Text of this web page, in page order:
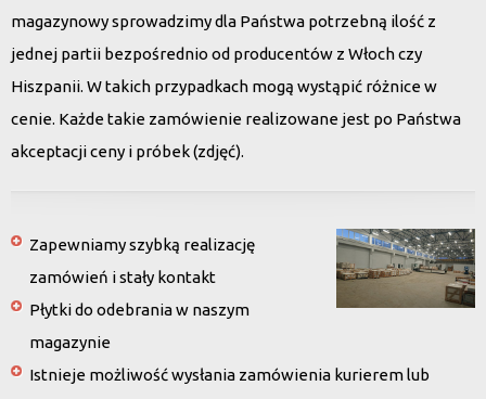
magazynowy sprowadzimy dla Państwa potrzebną ilość z
jednej partii bezpośrednio od producentów z Włoch czy
Hiszpanii. W takich przypadkach mogą wystąpić różnice w
cenie. Każde takie zamówienie realizowane jest po Państwa
akceptacji ceny i próbek (zdjęć).
Zapewniamy szybką realizację
zamówień i stały kontakt
Płytki do odebrania w naszym
magazynie
Istnieje możliwość wysłania zamówienia kurierem lub